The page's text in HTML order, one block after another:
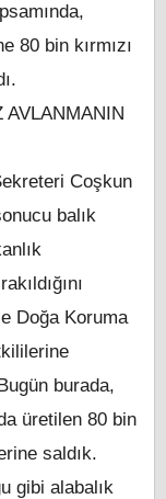
80 bin kırmızı
AVLANMANIN
Coşkun
balık
Doğa Koruma
burada,
üretilen 80 bin
saldık.
gibi alabalık